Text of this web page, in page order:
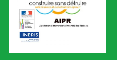
AIPR